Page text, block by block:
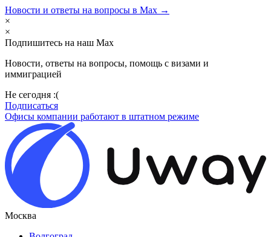
Новости и ответы на вопросы в Max →
×
×
Подпишитесь на наш Max
Новости, ответы на вопросы, помощь с визами и
иммиграцией
Не сегодня :(
Подписаться
Офисы компании работают в штатном режиме
Москва